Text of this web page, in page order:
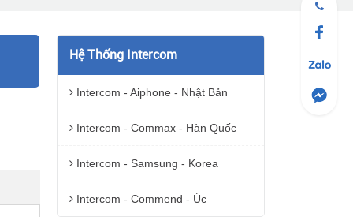
Hệ Thống Intercom
Intercom - Aiphone - Nhật Bản
Intercom - Commax - Hàn Quốc
Intercom - Samsung - Korea
Intercom - Commend - Úc